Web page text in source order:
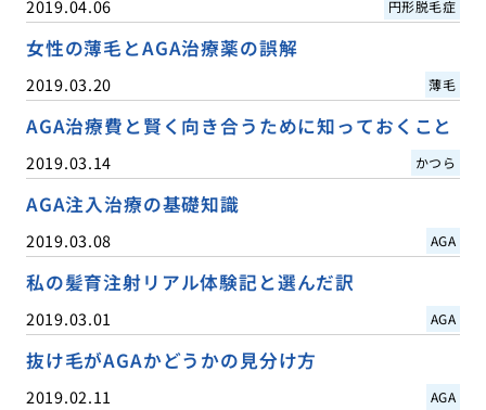
2019.04.06 円形脱毛症
女性の薄毛とAGA治療薬の誤解
2019.03.20 薄毛
AGA治療費と賢く向き合うために知っておくこと
2019.03.14 かつら
AGA注入治療の基礎知識
2019.03.08 AGA
私の髪育注射リアル体験記と選んだ訳
2019.03.01 AGA
抜け毛がAGAかどうかの見分け方
2019.02.11 AGA